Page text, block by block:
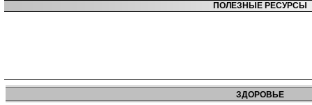
ПОЛЕЗНЫЕ РЕСУРСЫ
ЗДОРОВЬЕ